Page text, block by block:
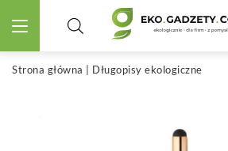
Strona główna Długopisy ekologiczne